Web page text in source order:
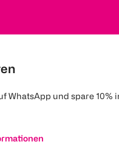
WhatsApp und spare 10%